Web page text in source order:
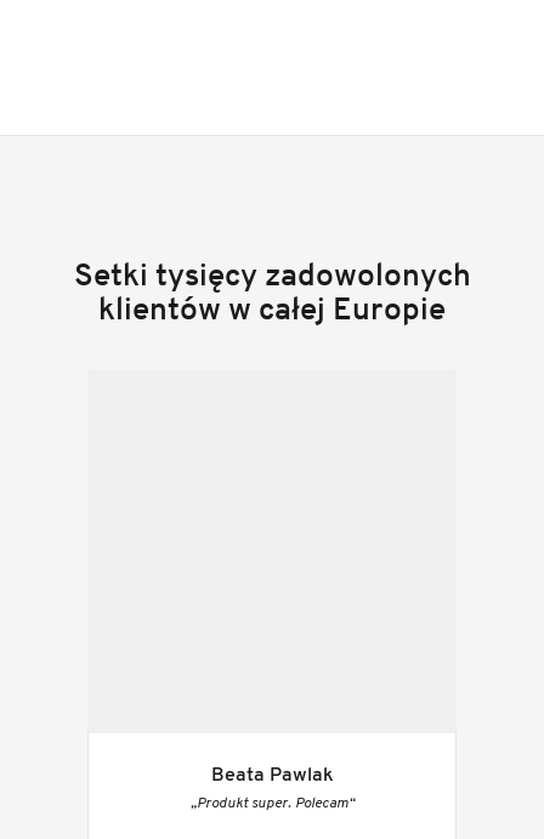
Setki tysięcy zadowolonych
klientów w całej Europie
Beata Pawlak
„Produkt super. Polecam“